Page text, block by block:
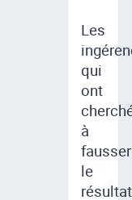
Les
qui
ont
à
fausser
le
résultat